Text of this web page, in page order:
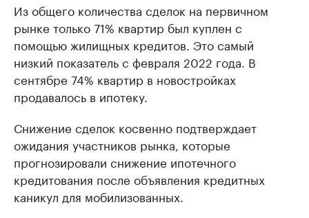
Из общего количества сделок на первичном
рынке только 71% квартир был куплен с
помощью жилищных кредитов. Это самый
низкий показатель с февраля 2022 года. В
сентябре 74% квартир в новостройках
продавалось в ипотеку.
Снижение сделок косвенно подтверждает
ожидания участников рынка, которые
прогнозировали снижение ипотечного
кредитования после объявления кредитных
каникул для мобилизованных.